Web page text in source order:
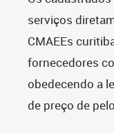
serviços
CMAEEs
fornecedores
obedecendo a
de preço de